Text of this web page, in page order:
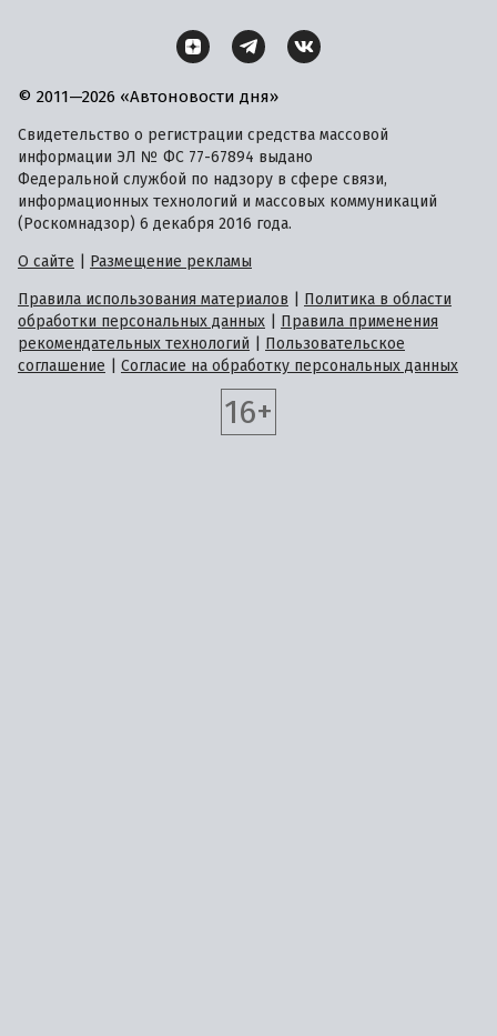
© 2011—2026 «Автоновости дня»
Свидетельство о регистрации средства массовой
информации ЭЛ № ФС 77-67894 выдано
Федеральной службой по надзору в сфере связи,
информационных технологий и массовых коммуникаций
(Роскомнадзор) 6 декабря 2016 года.
О сайте
Размещение рекламы
Правила использования материалов
Политика в области
обработки персональных данных
Правила применения
рекомендательных технологий
Пользовательское
соглашение
Согласие на обработку персональных данных
16+